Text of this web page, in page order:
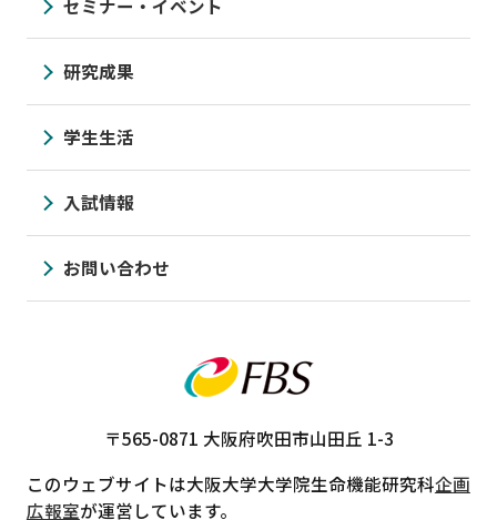
〒565-0871 大阪府吹田市山田丘 1-3
このウェブサイトは大阪大学大学院生命機能研究科企画
広報室が運営しています。
セミナー・イベント
研究成果
学生生活
入試情報
お問い合わせ